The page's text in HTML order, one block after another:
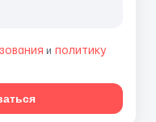
и политику